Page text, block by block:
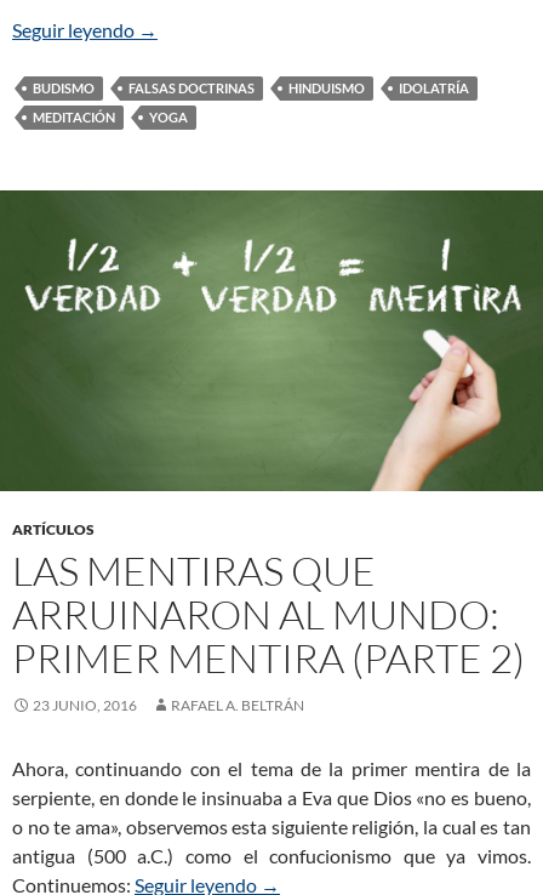
Seguir leyendo Los Peligros del Yoga para los Cristianos
→
BUDISMO FALSAS DOCTRINAS HINDUISMO
IDOLATRÍA
MEDITACIÓN
YOGA
ARTÍCULOS
LAS MENTIRAS QUE
ARRUINARON AL MUNDO:
PRIMER MENTIRA (PARTE 2)
23 JUNIO, 2016 RAFAEL A. BELTRÁN
Ahora, continuando con el tema de la primer mentira de la
serpiente, en donde le insinuaba a Eva que Dios «no es bueno,
o no te ama», observemos esta siguiente religión, la cual es tan
antigua (500 a.C.) como el confucionismo que ya vimos.
Continuemos: Seguir leyendo Las mentiras que arruinaron al
→